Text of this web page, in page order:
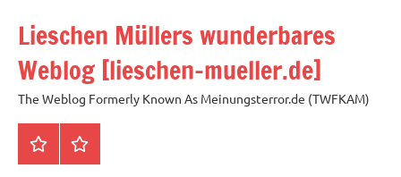
Inhalt
springen
Lieschen Müllers wunderbares
Weblog [lieschen-mueller.de]
The Weblog Formerly Known As Meinungsterror.de (TWFKAM)
ImpressumDatenschutzerklärung